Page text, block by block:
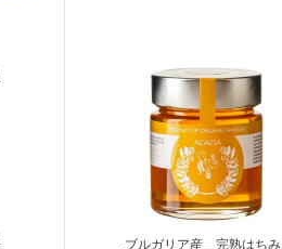
ブルガリア産 完熟はちみ